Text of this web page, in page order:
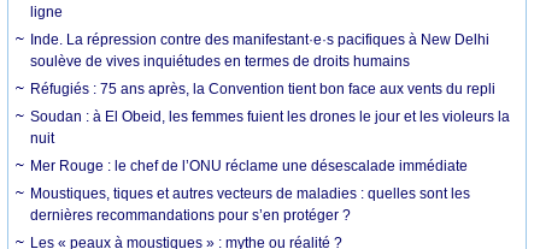
ligne
Inde. La répression contre des manifestant·e·s pacifiques à New Delhi
soulève de vives inquiétudes en termes de droits humains
Réfugiés : 75 ans après, la Convention tient bon face aux vents du repli
Soudan : à El Obeid, les femmes fuient les drones le jour et les violeurs la
nuit
Mer Rouge : le chef de l’ONU réclame une désescalade immédiate
Moustiques, tiques et autres vecteurs de maladies : quelles sont les
dernières recommandations pour s’en protéger ?
Les « peaux à moustiques » : mythe ou réalité ?